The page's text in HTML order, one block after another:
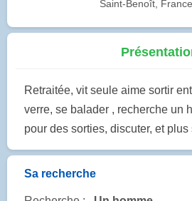
Saint-Benoît,
Retraitée, vit seule aime sortir
verre, se balader , recherche un
pour des sorties, discuter, et plus
Sa recherche